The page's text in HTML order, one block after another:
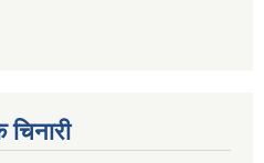
चिनारी